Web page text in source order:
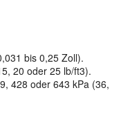
bis 0,25 Zoll).
20 oder 25 lb/ft3).
428 oder 643 kPa (36,